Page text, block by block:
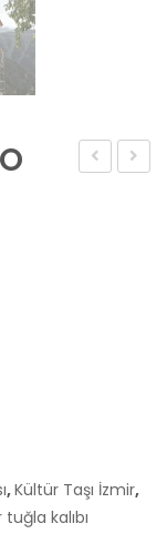
,Kültür Taşı İzmir,
kalıbı